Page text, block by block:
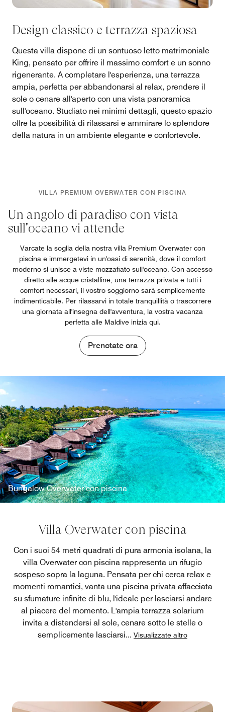
Design classico e terrazza spaziosa
Questa villa dispone di un sontuoso letto matrimoniale
King, pensato per offrire il massimo comfort e un sonno
rigenerante. A completare l'esperienza, una terrazza
ampia, perfetta per abbandonarsi al relax, prendere il
sole o cenare all'aperto con una vista panoramica
sull'oceano. Studiato nei minimi dettagli, questo spazio
offre la possibilità di rilassarsi e ammirare lo splendore
della natura in un ambiente elegante e confortevole.
VILLA PREMIUM OVERWATER CON PISCINA
Un angolo di paradiso con vista
sull'oceano vi attende
Varcate la soglia della nostra villa Premium Overwater con
piscina e immergetevi in un'oasi di serenità, dove il comfort
moderno si unisce a viste mozzafiato sull'oceano. Con accesso
diretto alle acque cristalline, una terrazza privata e tutti i
comfort necessari, il vostro soggiorno sarà semplicemente
indimenticabile. Per rilassarvi in totale tranquillità o trascorrere
una giornata all'insegna dell'avventura, la vostra vacanza
perfetta alle Maldive inizia qui.
Prenotate ora
Bungalow Overwater con piscina
Villa Overwater con piscina
Con i suoi 54 metri quadrati di pura armonia isolana, la
villa Overwater con piscina rappresenta un rifugio
sospeso sopra la laguna. Pensata per chi cerca relax e
momenti romantici, vanta una piscina privata affacciata
su sfumature infinite di blu, l'ideale per lasciarsi andare
al piacere del momento. L'ampia terrazza solarium
invita a distendersi al sole, cenare sotto le stelle o
semplicemente lasciarsi... Visualizzate altro